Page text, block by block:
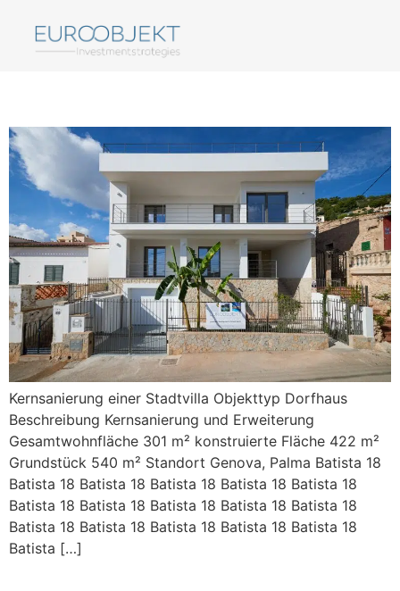
Kernsanierung einer Stadtvilla Objekttyp Dorfhaus
Beschreibung Kernsanierung und Erweiterung
Gesamtwohnfläche 301 m² konstruierte Fläche 422 m²
Grundstück 540 m² Standort Genova, Palma Batista 18
Batista 18 Batista 18 Batista 18 Batista 18 Batista 18
Batista 18 Batista 18 Batista 18 Batista 18 Batista 18
Batista 18 Batista 18 Batista 18 Batista 18 Batista 18
Batista […]